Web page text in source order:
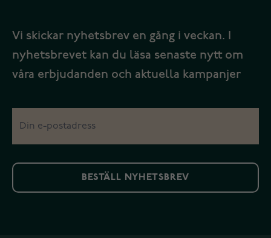
Vi skickar nyhetsbrev en gång i veckan. I
nyhetsbrevet kan du läsa senaste nytt om
våra erbjudanden och aktuella kampanjer
BESTÄLL NYHETSBREV